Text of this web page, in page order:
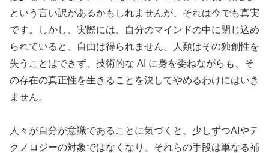
という言い訳があるかもしれませんが、それは今でも真実
です。しかし、実際には、自分のマインドの中に閉じ込め
られていると、自由は得られません。人類はその独創性を
失うことはできず、技術的な AI に身を委ねながらも、そ
の存在の真正性を生きることを決してやめるわけにはいき
ません。
人々が自分が意識であることに気づくと、少しずつAIやテ
クノロジーの対象ではなくなり、それらの手段は単なる補